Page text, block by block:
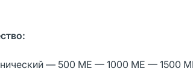
— 500 МЕ — 1000 МЕ — 1500